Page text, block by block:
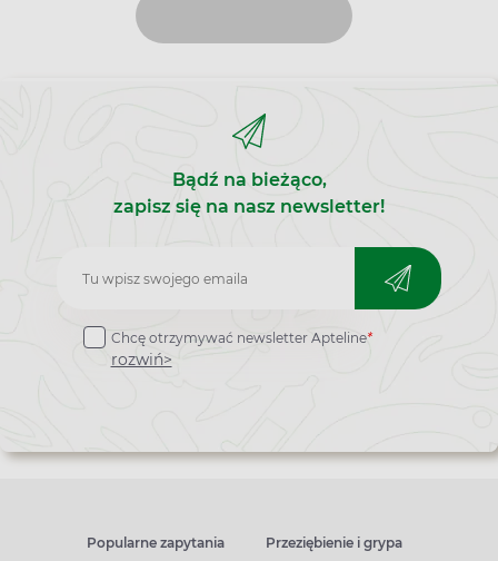
Bądź na bieżąco,
zapisz się na nasz newsletter!
Zapisz
do
newslettera
Chcę otrzymywać newsletter Apteline*
rozwiń>
Popularne zapytania Przeziębienie i grypa